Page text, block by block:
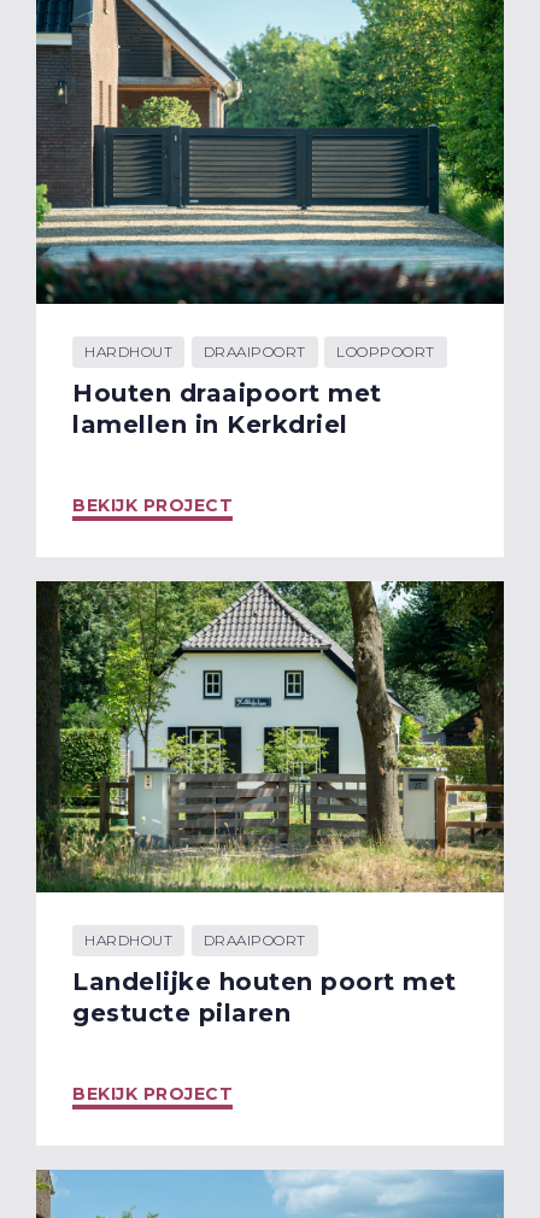
HARDHOUT DRAAIPOORT LOOPPOORT
Houten draaipoort met
lamellen in Kerkdriel
BEKIJK PROJECT
HARDHOUT DRAAIPOORT
Landelijke houten poort met
gestucte pilaren
BEKIJK PROJECT